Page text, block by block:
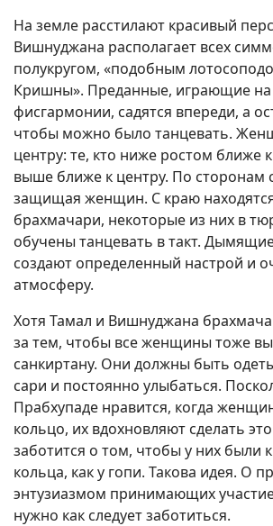
На земле расстилают красивый
Вишнуджана располагает всех
полукругом, «подобным
Кришны». Преданные, играющие на
фисгармонии, садятся впереди, а
чтобы можно было танцевать.
центру: те, кто ниже ростом ближе
выше ближе к центру. По сторонам
защищая женщин. С краю
брахмачари, некоторые из них в
обучены танцевать в такт.
создают определенный настрой и
атмосферу.
Хотя Тамал и Вишнуджана
за тем, чтобы все женщины тоже
санкиртану. Они должны быть
сари и постоянно улыбаться.
Прабхупаде нравится, когда
кольцо, их вдохновляют сделать
заботится о том, чтобы у них были
кольца, как у гопи. Такова идея. О
энтузиазмом принимающих
нужно как следует заботиться.